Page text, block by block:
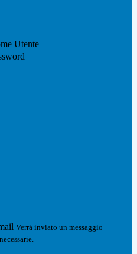
Utente
Verrà inviato un messaggio